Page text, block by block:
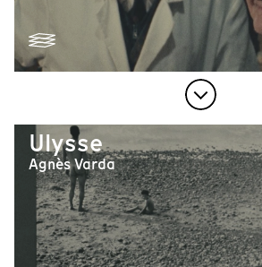
Ulysse
Agnès Varda